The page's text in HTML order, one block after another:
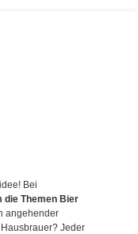
Bei
die Themen Bier
angehender
Jeder